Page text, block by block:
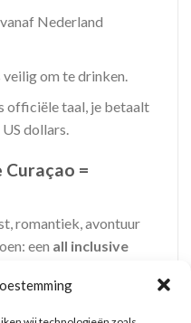
Nederland
om te drinken.
officiële taal, je betaalt
dollars.
Curaçao =
romantiek, avontuur
een all inclusive
en de warme